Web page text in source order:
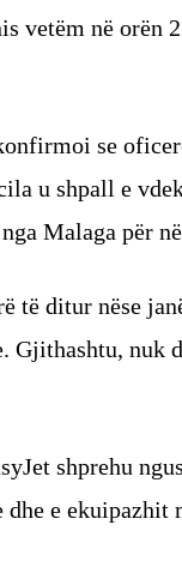
vetëm në orën
se
u shpall e
Malaga për
të ditur nëse
Gjithashtu, nuk
shprehu
dhe e